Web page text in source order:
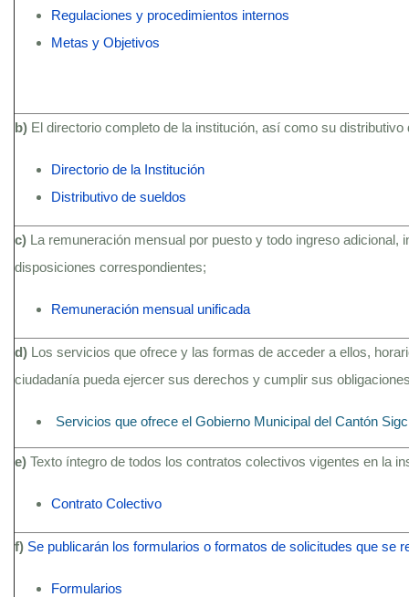
Regulaciones y procedimientos internos
Metas y Objetivos
b) El directorio completo de la institución, así como su distributivo
Directorio de la Institución
Distributivo de sueldos
c) La remuneración mensual por puesto y todo ingreso
disposiciones correspondientes;
Remuneración mensual unificada
d) Los servicios que ofrece y las formas de acceder a ellos,
ciudadanía pueda ejercer sus derechos y cumplir sus
Servicios que ofrece el Gobierno Municipal del Cantón
e) Texto íntegro de todos los contratos colectivos vigentes en la
Contrato Colectivo
f) Se publicarán los formularios o formatos de solicitudes que se
Formularios